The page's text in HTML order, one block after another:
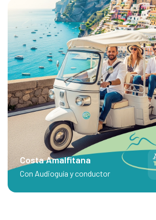
Costa Amalfitana
Con Audioguía y conductor